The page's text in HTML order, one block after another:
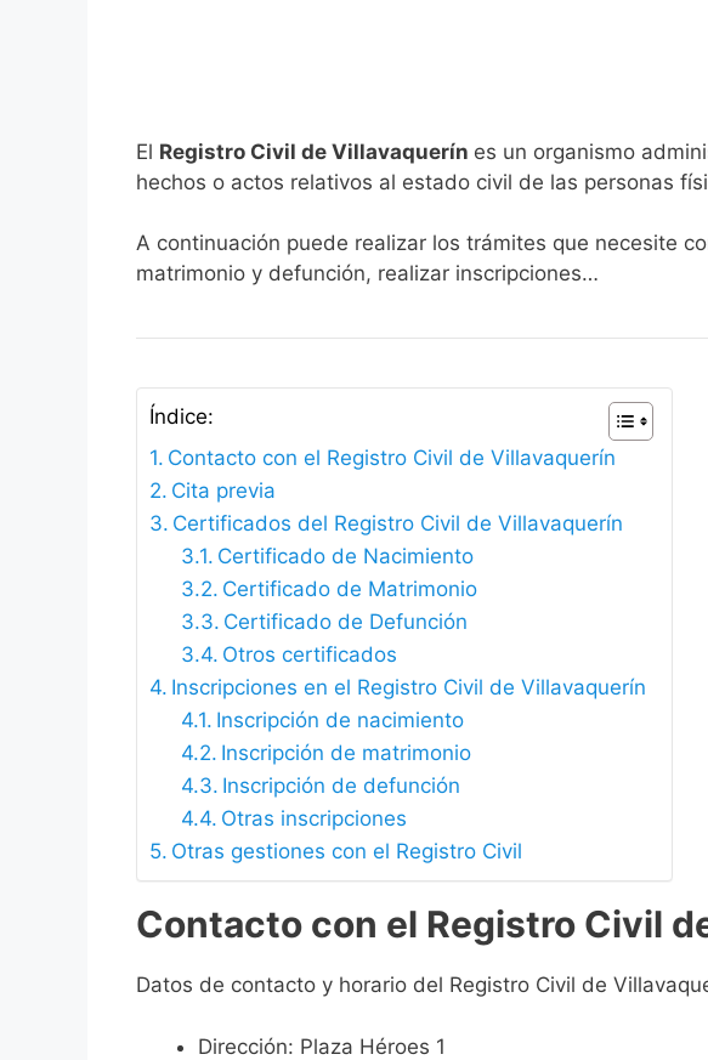
El Registro Civil de Villavaquerín es un organismo
hechos o actos relativos al estado civil de las personas
A continuación puede realizar los trámites que necesite
matrimonio y defunción, realizar inscripciones…
Índice:
Contacto con el Registro Civil de Villavaquerín
Cita previa
Certificados del Registro Civil de Villavaquerín
Certificado de Nacimiento
Certificado de Matrimonio
Certificado de Defunción
Otros certificados
Inscripciones en el Registro Civil de Villavaquerín
Inscripción de nacimiento
Inscripción de matrimonio
Inscripción de defunción
Otras inscripciones
Otras gestiones con el Registro Civil
Contacto con el Registro Civil
Datos de contacto y horario del Registro Civil de
Dirección: Plaza Héroes 1